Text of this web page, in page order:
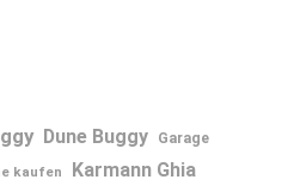
Dune Buggy
Garage
kaufen
Karmann Ghia